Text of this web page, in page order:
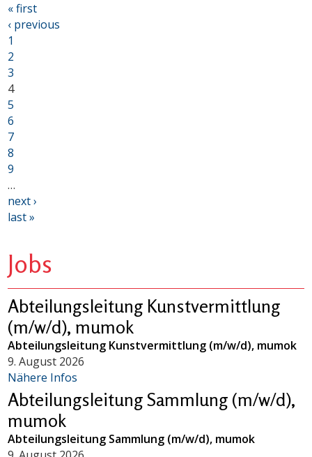
« first
‹ previous
1
2
3
4
5
6
7
8
9
…
next ›
last »
Jobs
Abteilungsleitung Kunstvermittlung
(m/w/d), mumok
Abteilungsleitung Kunstvermittlung (m/w/d), mumok
9. August 2026
Nähere Infos
Abteilungsleitung Sammlung (m/w/d),
mumok
Abteilungsleitung Sammlung (m/w/d), mumok